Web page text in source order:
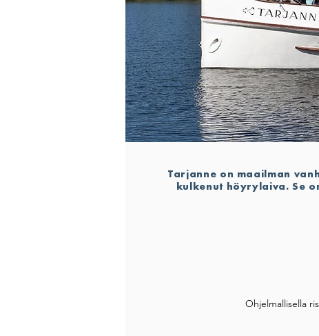
Oy Runoiljan tien helmi,
on elämänsä aikana toiminut
Tarjanne on maailman
kulkenut höyrylaiva. Se
Ohjelmallisella